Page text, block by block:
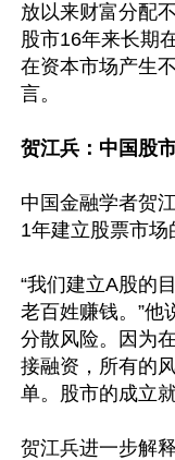
放以来财富分配
股市16年来长期
在资本市场产生
言。
贺江兵：中国股
中国金融学者贺
1年建立股票市场
“我们建立A股的
老百姓赚钱。”他
分散风险。因为
接融资，所有的
单。股市的成立
贺江兵进一步解